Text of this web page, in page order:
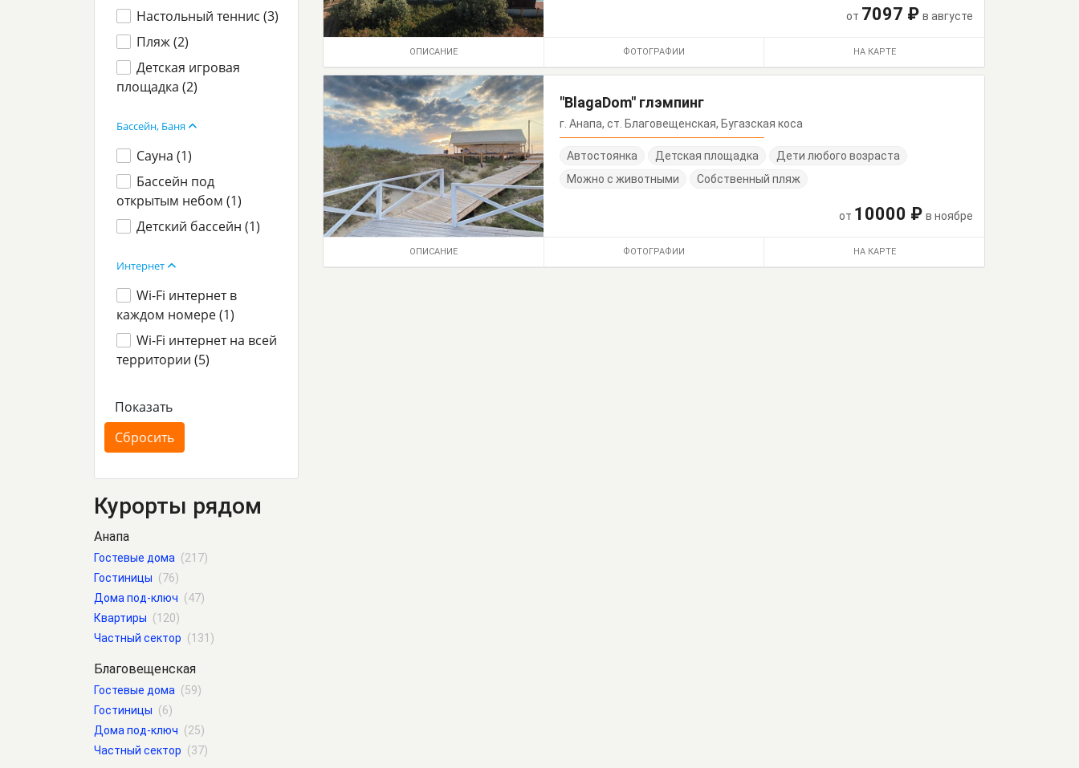
от 7097 ₽ в августе
ОПИСАНИЕ ФОТОГРАФИИ НА КАРТЕ
"BlagaDom" глэмпинг
г. Анапа, ст. Благовещенская, Бугазская коса
Автостоянка Детская площадка
Дети любого возраста
Можно с животными
Собственный пляж
от 10000 ₽ в ноябре
ОПИСАНИЕ ФОТОГРАФИИ НА КАРТЕ
Настольный теннис (3)
Пляж (2)
Детская игровая
площадка (2)
Бассейн, Баня
Сауна (1)
Бассейн под
открытым небом (1)
Детский бассейн (1)
Интернет
Wi-Fi интернет в
каждом номере (1)
Wi-Fi интернет на всей
территории (5)
Курорты рядом
Анапа
Гостевые дома (217)
Гостиницы (76)
Дома под-ключ (47)
Квартиры (120)
Частный сектор (131)
Благовещенская
Гостевые дома (59)
Гостиницы (6)
Дома под-ключ (25)
Частный сектор (37)